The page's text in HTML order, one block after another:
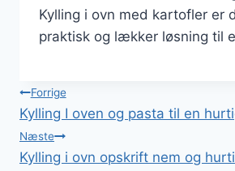
Kylling i ovn med kartofler er
praktisk og lækker løsning til
Indlægsnavigation
Forrige
Kylling I oven og pasta til en
Næste
Kylling i ovn opskrift nem og